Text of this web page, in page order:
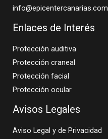
info@epicentercanarias.com
Enlaces de Interés
Protección auditiva
Protección craneal
Protección facial
Protección ocular
Avisos Legales
Aviso Legal y de Privacidad